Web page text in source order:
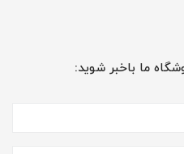
ما باخبر شوید: